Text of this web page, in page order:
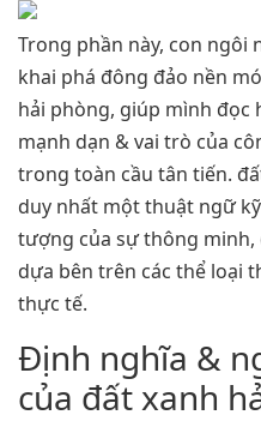
Trong phần này, con ngôi
khai phá đông đảo nền
hải phòng, giúp mình đọc
mạnh dạn & vai trò của
trong toàn cầu tân tiến.
duy nhất một thuật ngữ
tượng của sự thông
dựa bên trên các thể loại
thực tế.
Định nghĩa &
của đất xanh